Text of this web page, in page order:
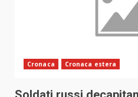
Cronaca Cronaca estera